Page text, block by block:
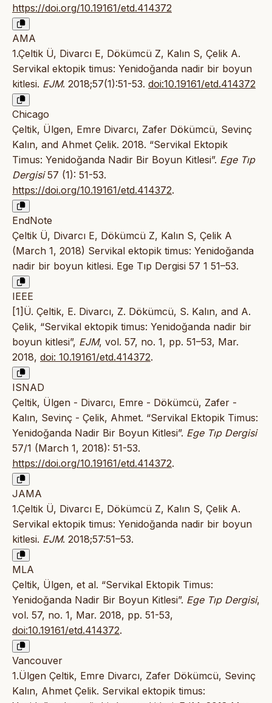
https://doi.org/10.19161/etd.414372
AMA
1.Çeltik Ü, Divarcı E, Dökümcü Z, Kalın S, Çelik A.
Servikal ektopik timus: Yenidoğanda nadir bir boyun
kitlesi. EJM. 2018;57(1):51-53. doi:10.19161/etd.414372
Chicago
Çeltik, Ülgen, Emre Divarcı, Zafer Dökümcü, Sevinç
Kalın, and Ahmet Çelik. 2018. “Servikal Ektopik
Timus: Yenidoğanda Nadir Bir Boyun Kitlesi”. Ege Tıp
Dergisi57 (1): 51-53.
https://doi.org/10.19161/etd.414372.
EndNote
Çeltik Ü, Divarcı E, Dökümcü Z, Kalın S, Çelik A
(March 1, 2018) Servikal ektopik timus: Yenidoğanda
nadir bir boyun kitlesi. Ege Tıp Dergisi 57 1 51–53.
IEEE
[1]Ü. Çeltik, E. Divarcı, Z. Dökümcü, S. Kalın, and A.
Çelik, “Servikal ektopik timus: Yenidoğanda nadir bir
boyun kitlesi”, EJM, vol. 57, no. 1, pp. 51–53, Mar.
2018, doi: 10.19161/etd.414372.
ISNAD
Çeltik, Ülgen - Divarcı, Emre - Dökümcü, Zafer -
Kalın, Sevinç - Çelik, Ahmet. “Servikal Ektopik Timus:
Yenidoğanda Nadir Bir Boyun Kitlesi”. Ege Tıp Dergisi
57/1 (March 1, 2018): 51-53.
https://doi.org/10.19161/etd.414372.
JAMA
1.Çeltik Ü, Divarcı E, Dökümcü Z, Kalın S, Çelik A.
Servikal ektopik timus: Yenidoğanda nadir bir boyun
kitlesi. EJM. 2018;57:51–53.
MLA
Çeltik, Ülgen, et al. “Servikal Ektopik Timus:
Yenidoğanda Nadir Bir Boyun Kitlesi”. Ege Tıp Dergisi,
vol. 57, no. 1, Mar. 2018, pp. 51-53,
doi:10.19161/etd.414372.
Vancouver
1.Ülgen Çeltik, Emre Divarcı, Zafer Dökümcü, Sevinç
Kalın, Ahmet Çelik. Servikal ektopik timus: